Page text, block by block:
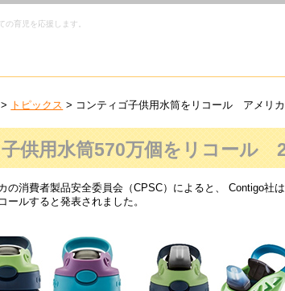
育児を応援します。
> トピックス > コンティゴ子供用水筒をリコール アメリカ
子供用水筒570万個をリコール
の消費者製品安全委員会（CPSC）によると、 Contigo社
ールすると発表されました。